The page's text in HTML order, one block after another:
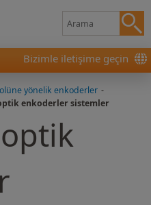
Bizimle iletişime geçin
yönelik enkoderler -
enkoderler sistemler